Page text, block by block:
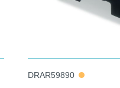
DRAR59890